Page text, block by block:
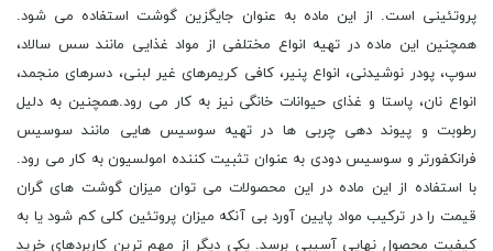
پروتئینی است. از این ماده به عنوان جایگزین گوشت استفاده می شود.
همچنین این ماده در تهیه انواع مختلفی از مواد غذایی مانند سس سالاد،
سوپ، پودر نوشیدنی، انواع پنیر، کافی کریمرهای غیر لبنی، دسرهای منجمد،
انواع نان، پاستا و غذای حیوانات خانگی نیز به کار می رود.همچنین به دلیل
رطوبت و پیوند دهی چربی ها در تهیه سوسیس هایی مانند سوسیس
فرانکفورتر و سوسیس دودی به عنوان تثبیت کننده امولسیون به کار می رود.
با استفاده از این ماده در این محصولات می توان میزان گوشت های گران
قیمت را در ترکیب مواد پایین آورد بی آنکه میزان پروتئین کلی کم شود یا به
کیفیت محصول نهایی آسیبی برسد. یکی دیگر از مهم ترین کاربردهای خرید